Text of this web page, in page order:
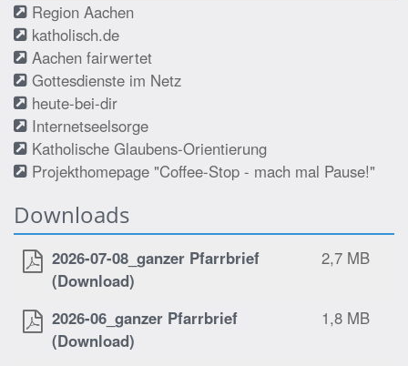
Region Aachen
katholisch.de
Aachen fairwertet
Gottesdienste im Netz
heute-bei-dir
Internetseelsorge
Katholische Glaubens-Orientierung
Projekthomepage "Coffee-Stop - mach mal Pause!"
Downloads
2026-07-08_ganzer Pfarrbrief
(Download)
2,7 MB
2026-06_ganzer Pfarrbrief
(Download)
1,8 MB